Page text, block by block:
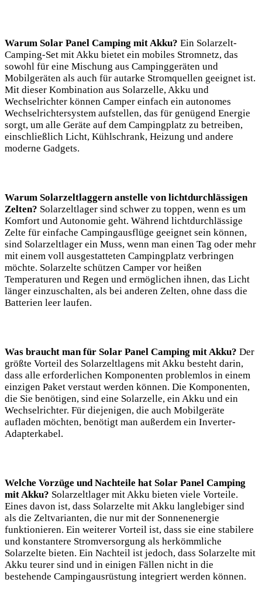
Warum ​Solar Panel Camping mit Akku? Ein Solarzelt-
Camping-Set​ mit⁢ Akku bietet ein mobiles Stromnetz, das
sowohl ⁤für​ eine Mischung‌ aus‍ Campinggeräten und‍
Mobilgeräten⁣ als auch ⁤für autarke Stromquellen geeignet ⁤ist.
‌Mit dieser⁣ Kombination⁣ aus‍ Solarzelle, ‌Akku und
Wechselrichter können‍ Camper einfach⁤ ein autonomes​
Wechselrichtersystem aufstellen, das ‌für genügend Energie
sorgt, ​um‍ alle Geräte auf dem ⁤Campingplatz zu betreiben,
einschließlich⁣ Licht, Kühlschrank, Heizung und andere
moderne Gadgets.
Warum Solarzeltlaggern ⁣anstelle von‍ lichtdurchlässigen⁢
Zelten? Solarzeltlager​ sind schwer zu toppen, wenn es um
‌Komfort⁢ und Autonomie geht. Während lichtdurchlässige
⁤Zelte für einfache Campingausflüge geeignet sein können,
sind Solarzeltlager ein Muss, wenn man einen ‌Tag oder ⁤mehr‌
mit⁣ einem voll ausgestatteten Campingplatz​ verbringen
‌möchte.‍ Solarzelte schützen ⁢Camper vor​ heißen
Temperaturen ⁤und‌ Regen⁣ und‍ ermöglichen ‍ihnen, ‌das Licht
länger‍ einzuschalten,⁣ als bei anderen Zelten,‍ ohne dass die‍
Batterien⁢ leer ‌laufen.
Was braucht man für ⁢Solar Panel⁢ Camping mit ⁣Akku? Der
größte Vorteil des⁤ Solarzeltlagens mit ⁣Akku besteht darin,
dass ‍alle erforderlichen ‍Komponenten ‍problemlos in einem
einzigen Paket verstaut werden können. ‍Die Komponenten,
die Sie benötigen, sind eine Solarzelle, ein Akku und ein⁤
Wechselrichter. Für ​diejenigen, die ‌auch Mobilgeräte​
aufladen‌ möchten, benötigt man außerdem ein Inverter-
Adapterkabel.⁢
Welche Vorzüge und ‌Nachteile hat Solar Panel​ Camping
mit⁤ Akku? Solarzeltlager mit Akku bieten viele Vorteile.
Eines⁣ davon⁢ ist, dass Solarzelte mit Akku langlebiger sind
als die Zeltvarianten, die nur ‍mit der Sonnenenergie
⁣funktionieren. ​Ein weiterer‌ Vorteil ist,⁤ dass ‌sie​ eine​ stabilere
und‌ konstantere Stromversorgung als ⁤herkömmliche
Solarzelte‌ bieten. ​Ein ⁢Nachteil ist jedoch, dass Solarzelte ​mit
Akku teurer‌ sind ⁤und in einigen Fällen nicht in die
bestehende Campingausrüstung‍ integriert werden können.